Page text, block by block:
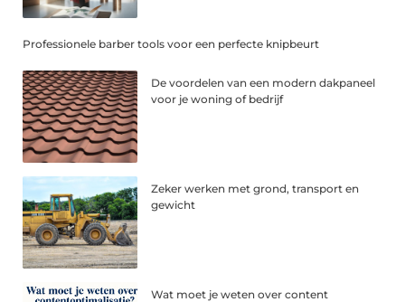
Professionele barber tools voor een perfecte knipbeurt
De voordelen van een modern dakpaneel
voor je woning of bedrijf
Zeker werken met grond, transport en
gewicht
Wat moet je weten over content